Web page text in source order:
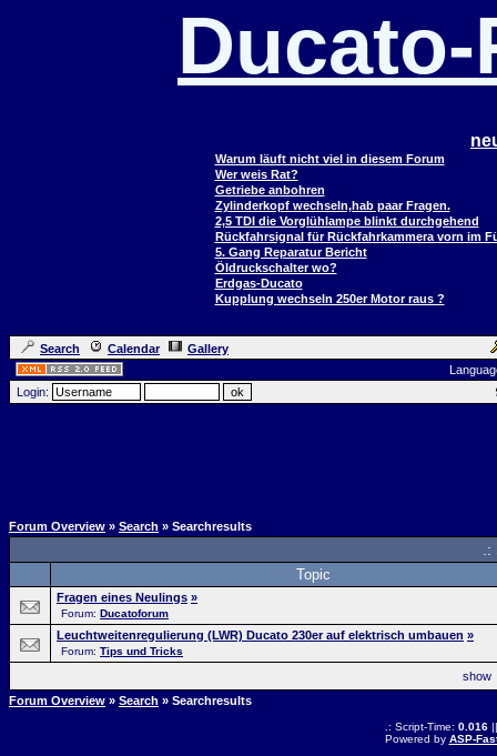
Warum läuft nicht viel in diesem Forum
Wer weis Rat?
Getriebe anbohren
Zylinderkopf wechseln,hab paar Fragen.
2,5 TDI die Vorglühlampe blinkt durchgehend
Rückfahrsignal für Rückfahrkammera vorn im
5. Gang Reparatur Bericht
Öldruckschalter wo?
Erdgas-Ducato
Kupplung wechseln 250er Motor raus ?
Search Calendar
Gallery
Login:
Forum Overview » Search » Searchresults
Topic
Fragen eines Neulings »
Forum: Ducatoforum
Leuchtweitenregulierung (LWR) Ducato 230er auf elektrisch umbauen »
Forum: Tips und Tricks
show
Forum Overview » Search » Searchresults
.: Script-Time: 0.016||
Powered by ASP-